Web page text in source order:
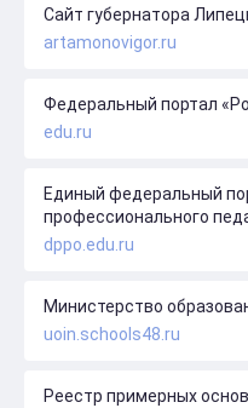
Сайт губернатора
artamonovigor.ru
Федеральный портал
edu.ru
Единый федеральный
профессионального
dppo.edu.ru
Министерство
uoin.schools48.ru
Реестр примерных